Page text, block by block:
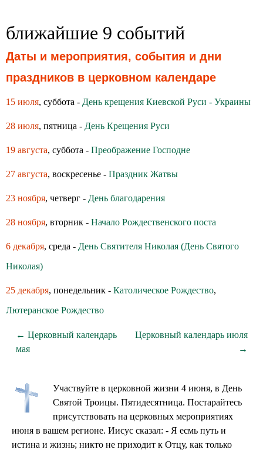
ближайшие 9 событий
Даты и мероприятия, события и дни
праздников в церковном календаре
15 июля, суббота - День крещения Киевской Руси - Украины
28 июля, пятница - День Крещения Руси
19 августа, суббота - Преображение Господне
27 августа, воскресенье - Праздник Жатвы
23 ноября, четверг - День благодарения
28 ноября, вторник - Начало Рождественского поста
6 декабря, среда - День Святителя Николая (День Святого
Николая)
25 декабря, понедельник - Католическое Рождество,
Лютеранское Рождество
← Церковный календарь
мая
Церковный календарь июля
→
Участвуйте в церковной жизни 4 июня, в День
Святой Троицы. Пятидесятница. Постарайтесь
присутствовать на церковных мероприятиях
июня в вашем регионе. Иисус сказал: - Я есмь путь и
истина и жизнь; никто не приходит к Отцу, как только